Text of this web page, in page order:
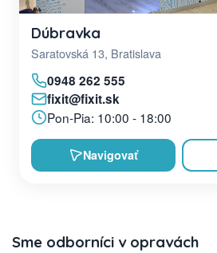
Dúbravka
Saratovská 13, Bratislava
0948 262 555
fixit@fixit.sk
Pon-Pia: 10:00 - 18:00
Navigovať
Sme odborníci v opravách